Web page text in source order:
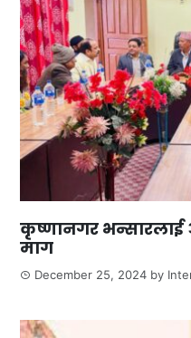
कृष्णानगर भन्सारलाई
माग
December 25, 2024 by